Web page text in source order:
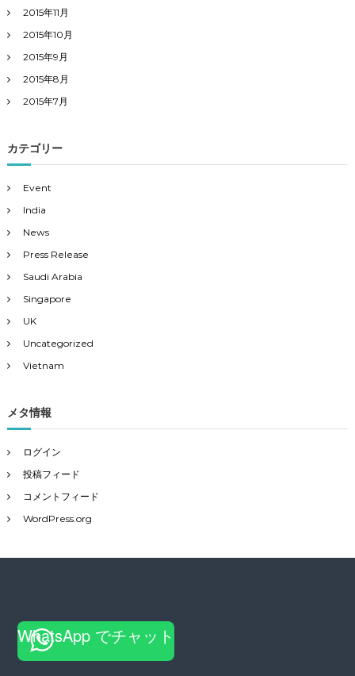
2015年11月
2015年10月
2015年9月
2015年8月
2015年7月
カテゴリー
Event
India
News
Press Release
Saudi Arabia
Singapore
UK
Uncategorized
Vietnam
メタ情報
ログイン
投稿フィード
コメントフィード
WordPress.org
WhatsApp でチャット